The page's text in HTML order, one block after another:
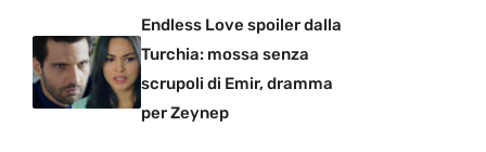
Endless Love spoiler dalla
Turchia: mossa senza
scrupoli di Emir, dramma
per Zeynep